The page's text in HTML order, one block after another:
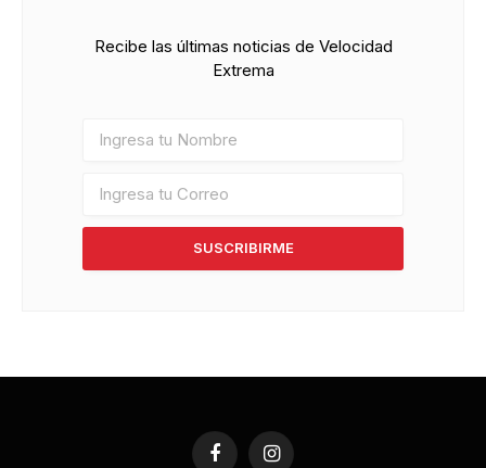
Recibe las últimas noticias de Velocidad
Extrema
SUSCRIBIRME
FacebookInstagram